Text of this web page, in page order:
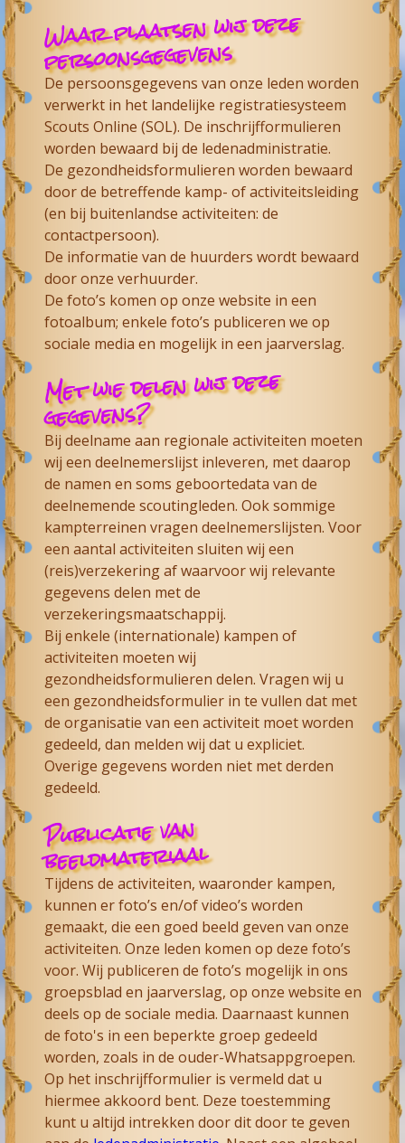
Waar plaatsen wij deze
persoonsgegevens
De persoonsgegevens van onze leden worden
verwerkt in het landelijke registratiesysteem
Scouts Online (SOL). De inschrijfformulieren
worden bewaard bij de ledenadministratie.
De gezondheidsformulieren worden bewaard
door de betreffende kamp- of activiteitsleiding
(en bij buitenlandse activiteiten: de
contactpersoon).
De informatie van de huurders wordt bewaard
door onze verhuurder.
De foto’s komen op onze website in een
fotoalbum; enkele foto’s publiceren we op
sociale media en mogelijk in een jaarverslag.
Met wie delen wij deze
gegevens?
Bij deelname aan regionale activiteiten moeten
wij een deelnemerslijst inleveren, met daarop
de namen en soms geboortedata van de
deelnemende scoutingleden. Ook sommige
kampterreinen vragen deelnemerslijsten. Voor
een aantal activiteiten sluiten wij een
(reis)verzekering af waarvoor wij relevante
gegevens delen met de
verzekeringsmaatschappij.
Bij enkele (internationale) kampen of
activiteiten moeten wij
gezondheidsformulieren delen. Vragen wij u
een gezondheidsformulier in te vullen dat met
de organisatie van een activiteit moet worden
gedeeld, dan melden wij dat u expliciet.
Overige gegevens worden niet met derden
gedeeld.
Publicatie van
beeldmateriaal
Tijdens de activiteiten, waaronder kampen,
kunnen er foto’s en/of video’s worden
gemaakt, die een goed beeld geven van onze
activiteiten. Onze leden komen op deze foto’s
voor. Wij publiceren de foto’s mogelijk in ons
groepsblad en jaarverslag, op onze website en
deels op de sociale media. Daarnaast kunnen
de foto's in een beperkte groep gedeeld
worden, zoals in de ouder-Whatsappgroepen.
Op het inschrijfformulier is vermeld dat u
hiermee akkoord bent. Deze toestemming
kunt u altijd intrekken door dit door te geven